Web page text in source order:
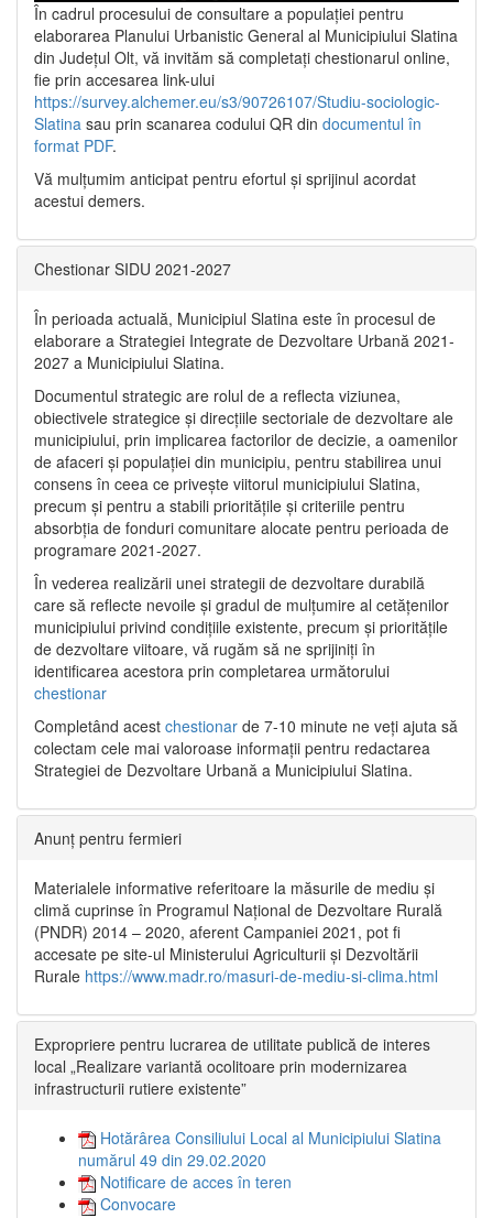
În cadrul procesului de consultare a populaţiei pentru
elaborarea Planului Urbanistic General al Municipiului Slatina
din Județul Olt, vă invităm să completați chestionarul online,
fie prin accesarea link-ului
https://survey.alchemer.eu/s3/90726107/Studiu-sociologic-
Slatina sau prin scanarea codului QR din documentul în
format PDF.
Vă mulţumim anticipat pentru efortul şi sprijinul acordat
acestui demers.
Chestionar SIDU 2021-2027
În perioada actuală, Municipiul Slatina este în procesul de
elaborare a Strategiei Integrate de Dezvoltare Urbană 2021‐
2027 a Municipiului Slatina.
Documentul strategic are rolul de a reflecta viziunea,
obiectivele strategice și direcțiile sectoriale de dezvoltare ale
municipiului, prin implicarea factorilor de decizie, a oamenilor
de afaceri și populației din municipiu, pentru stabilirea unui
consens în ceea ce privește viitorul municipiului Slatina,
precum și pentru a stabili prioritățile și criteriile pentru
absorbția de fonduri comunitare alocate pentru perioada de
programare 2021-2027.
În vederea realizării unei strategii de dezvoltare durabilă
care să reflecte nevoile și gradul de mulțumire al cetățenilor
municipiului privind condițiile existente, precum și prioritățile
de dezvoltare viitoare, vă rugăm să ne sprijiniți în
identificarea acestora prin completarea următorului
chestionar
Completând acest chestionar de 7-10 minute ne veți ajuta să
colectam cele mai valoroase informații pentru redactarea
Strategiei de Dezvoltare Urbană a Municipiului Slatina.
Anunț pentru fermieri
Materialele informative referitoare la măsurile de mediu și
climă cuprinse în Programul Național de Dezvoltare Rurală
(PNDR) 2014 – 2020, aferent Campaniei 2021, pot fi
accesate pe site-ul Ministerului Agriculturii și Dezvoltării
Rurale https://www.madr.ro/masuri-de-mediu-si-clima.html
Expropriere pentru lucrarea de utilitate publică de interes
local „Realizare variantă ocolitoare prin modernizarea
infrastructurii rutiere existente”
Hotărârea Consiliului Local al Municipiului Slatina
numărul 49 din 29.02.2020
Notificare de acces în teren
Convocare